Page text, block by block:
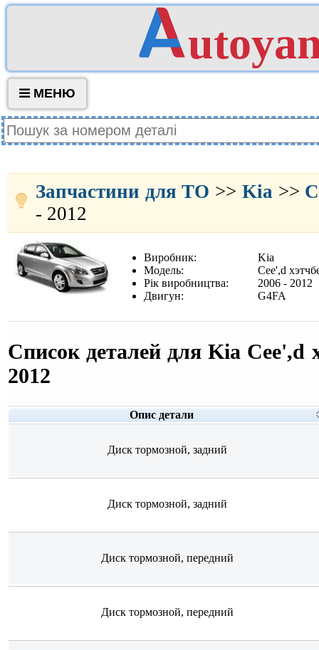
МЕНЮ
Запчастини для ТО >> Kia >>
- 2012
Виробник:
Kia
Модель:
Cee',d
Рік виробництва:
2006 - 2012
Двигун:
G4FA
Список деталей для Kia Cee',d
2012
Опис детали
Диск тормозной, задний
Диск тормозной, задний
Диск тормозной, передний
Диск тормозной, передний